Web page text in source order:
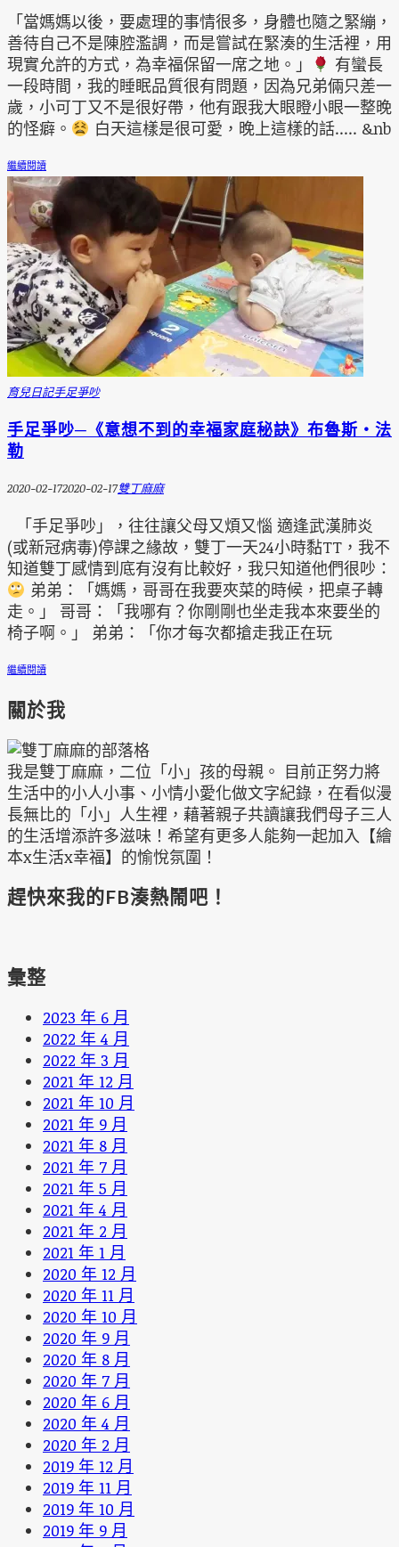
「當媽媽以後，要處理的事情很多，身體也隨之緊繃，
善待自己不是陳腔濫調，而是嘗試在緊湊的生活裡，用
現實允許的方式，為幸福保留一席之地。」
有蠻長
一段時間，我的睡眠品質很有問題，因為兄弟倆只差一
歲，小可丁又不是很好帶，他有跟我大眼瞪小眼一整晚
的怪癖。
白天這樣是很可愛，晚上這樣的話..... &nb
繼續閱讀
育兒日記手足爭吵
手足爭吵─《意想不到的幸福家庭秘訣》布魯斯‧法
勒
2020-02-172020-02-17雙丁麻麻
「手足爭吵」，往往讓父母又煩又惱 適逢武漢肺炎
(或新冠病毒)停課之緣故，雙丁一天24小時黏TT，我不
知道雙丁感情到底有沒有比較好，我只知道他們很吵：
弟弟：「媽媽，哥哥在我要夾菜的時候，把桌子轉
走。」 哥哥：「我哪有？你剛剛也坐走我本來要坐的
椅子啊。」 弟弟：「你才每次都搶走我正在玩
繼續閱讀
關於我
我是雙丁麻麻，二位「小」孩的母親。 目前正努力將
生活中的小人小事、小情小愛化做文字紀錄，在看似漫
長無比的「小」人生裡，藉著親子共讀讓我們母子三人
的生活增添許多滋味！希望有更多人能夠一起加入【繪
本x生活x幸福】的愉悅氛圍！
趕快來我的FB湊熱鬧吧！
彙整
2023 年 6 月
2022 年 4 月
2022 年 3 月
2021 年 12 月
2021 年 10 月
2021 年 9 月
2021 年 8 月
2021 年 7 月
2021 年 5 月
2021 年 4 月
2021 年 2 月
2021 年 1 月
2020 年 12 月
2020 年 11 月
2020 年 10 月
2020 年 9 月
2020 年 8 月
2020 年 7 月
2020 年 6 月
2020 年 4 月
2020 年 2 月
2019 年 12 月
2019 年 11 月
2019 年 10 月
2019 年 9 月